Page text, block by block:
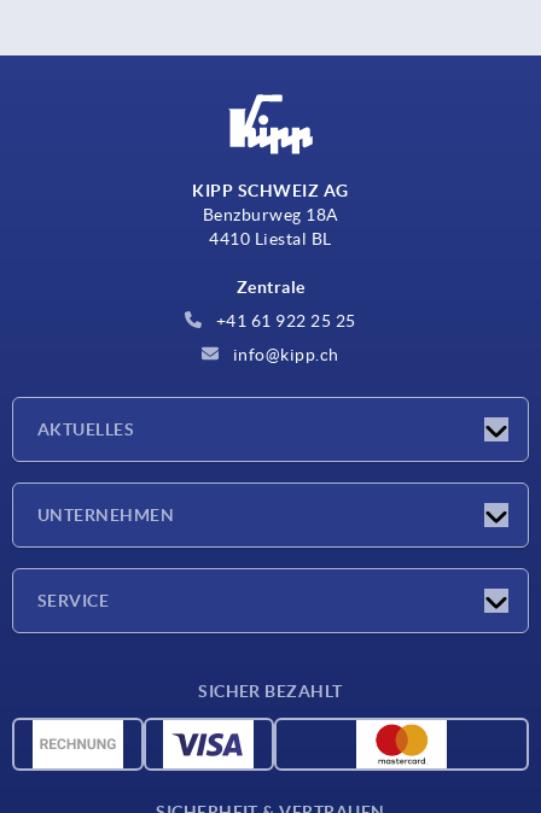
KIPP SCHWEIZ AG
Benzburweg 18A
4410 Liestal BL
Zentrale
+41 61 922 25 25
info@kipp.ch
AKTUELLES
UNTERNEHMEN
SERVICE
CAD-Daten
SICHER BEZAHLT